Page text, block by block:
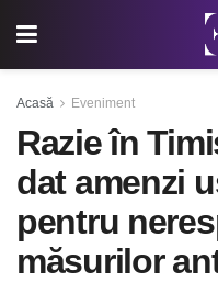
Acasă Eveniment
Razie în
dat amenzi
pentru
măsurilor